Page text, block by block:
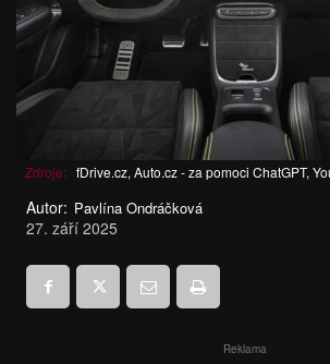
Zdroje: fDrive.cz, Auto.cz - za pomoci ChatGPT,
Autor: Pavlína Ondráčková
27. září 2025
Reklama